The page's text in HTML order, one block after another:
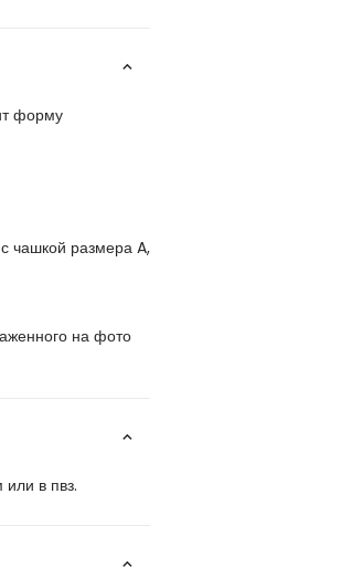
форму
чашкой размера A,
на фото
в пвз.